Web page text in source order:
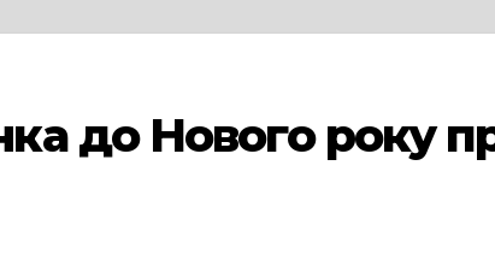
до Нового року